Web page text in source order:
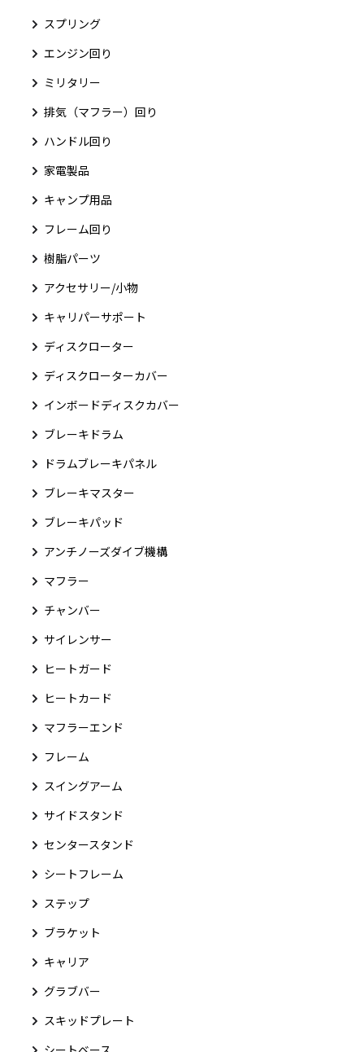
スプリング
エンジン回り
ミリタリー
排気（マフラー）回り
ハンドル回り
家電製品
キャンプ用品
フレーム回り
樹脂パーツ
アクセサリー/小物
キャリパーサポート
ディスクローター
ディスクローターカバー
インボードディスクカバー
ブレーキドラム
ドラムブレーキパネル
ブレーキマスター
ブレーキパッド
アンチノーズダイブ機構
マフラー
チャンバー
サイレンサー
ヒートガード
ヒートカード
マフラーエンド
フレーム
スイングアーム
サイドスタンド
センタースタンド
シートフレーム
ステップ
ブラケット
キャリア
グラブバー
スキッドプレート